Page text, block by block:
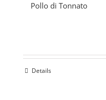
Pollo di Tonnato
Details